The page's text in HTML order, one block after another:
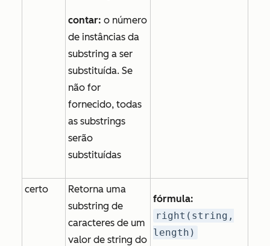
contar: o número
de instâncias da
substring a ser
substituída. Se
não for
fornecido, todas
as substrings
serão
substituídas
certo
Retorna uma
substring de
caracteres de um
valor de string do
fórmula:
right(string,
length)